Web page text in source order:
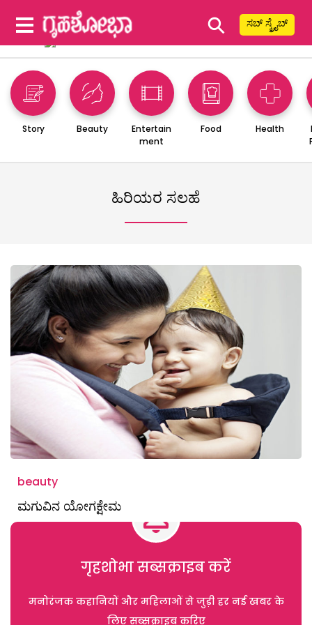
⚲ ಸಬ್ ಸ್ಕ್ರೈಬ್
Story Beauty
Entertain
ment
Food Health
ಹಿರಿಯರ ಸಲಹೆ
beauty
ಮಗುವಿನ ಯೋಗಕ್ಷೇಮ
गृहशोभा सब्सक्राइब करें
मनोरंजक कहानियों और महिलाओं से जुड़ी हर नई खबर के
लिए सब्सक्राइब करिए